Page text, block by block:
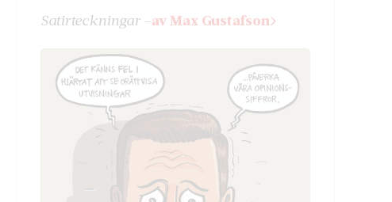
Satir­teckningar –av Max Gustafson